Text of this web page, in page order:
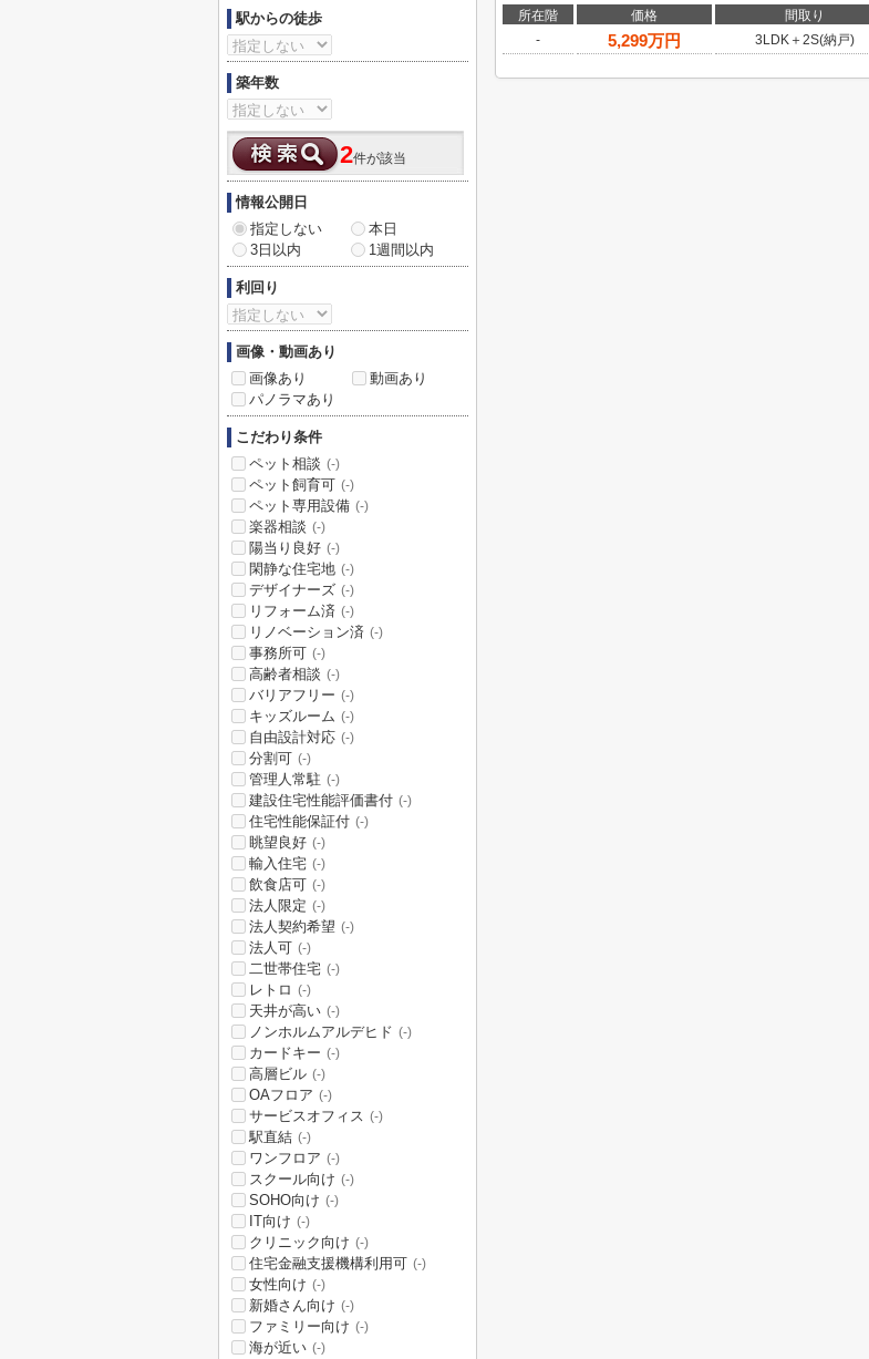
所在階 価格 間取り
-
5,299万円 3LDK＋2S(納戸)
駅からの徒歩
築年数
2件が該当
情報公開日
指定しない
本日
3日以内
1週間以内
利回り
画像・動画あり
画像あり
動画あり
パノラマあり
こだわり条件
ペット相談 (-)
ペット飼育可 (-)
ペット専用設備 (-)
楽器相談 (-)
陽当り良好 (-)
閑静な住宅地 (-)
デザイナーズ (-)
リフォーム済 (-)
リノベーション済 (-)
事務所可 (-)
高齢者相談 (-)
バリアフリー (-)
キッズルーム (-)
自由設計対応 (-)
分割可 (-)
管理人常駐 (-)
建設住宅性能評価書付 (-)
住宅性能保証付 (-)
眺望良好 (-)
輸入住宅 (-)
飲食店可 (-)
法人限定 (-)
法人契約希望 (-)
法人可 (-)
二世帯住宅 (-)
レトロ (-)
天井が高い (-)
ノンホルムアルデヒド (-)
カードキー (-)
高層ビル (-)
OAフロア (-)
サービスオフィス (-)
駅直結 (-)
ワンフロア (-)
スクール向け (-)
SOHO向け (-)
IT向け (-)
クリニック向け (-)
住宅金融支援機構利用可 (-)
女性向け (-)
新婚さん向け (-)
ファミリー向け (-)
海が近い (-)